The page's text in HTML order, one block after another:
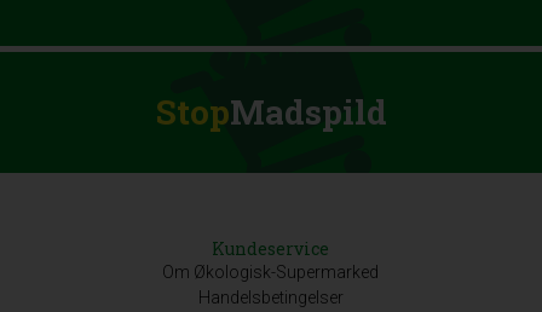
StopMadspild
Kundeservice
Om Økologisk-Supermarked
Handelsbetingelser